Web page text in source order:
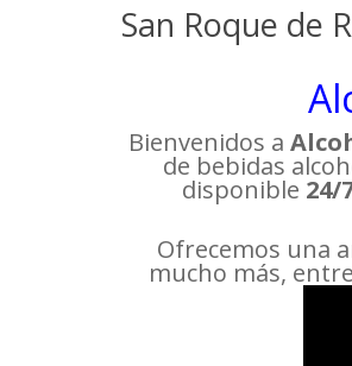
San Roque de
Bienvenidos a
de bebidas
disponible 24/
Ofrecemos una
mucho más,